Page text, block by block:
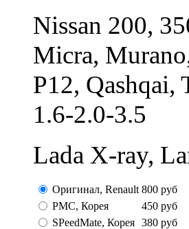
Nissan 200,
Micra,
P12,
1.6-2.0-3.5
Lada X-ray,
Оригинал, Renault 800 руб
PMC, Корея
450 руб
SPeedMate, Корея 380 руб